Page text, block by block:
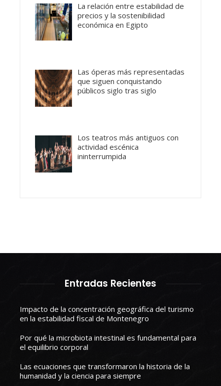
La relación entre estabilidad de
precios y la sostenibilidad
económica en Egipto
Las óperas más representadas
que siguen conquistando
públicos siglo tras siglo
Los teatros más antiguos con
actividad escénica
ininterrumpida
Entradas Recientes
Impacto de la concentración geográfica del turismo
en la estabilidad fiscal de Montenegro
Por qué la microbiota intestinal es fundamental para
el equilibrio corporal
Las ecuaciones que transformaron la historia de la
humanidad y la ciencia para siempre